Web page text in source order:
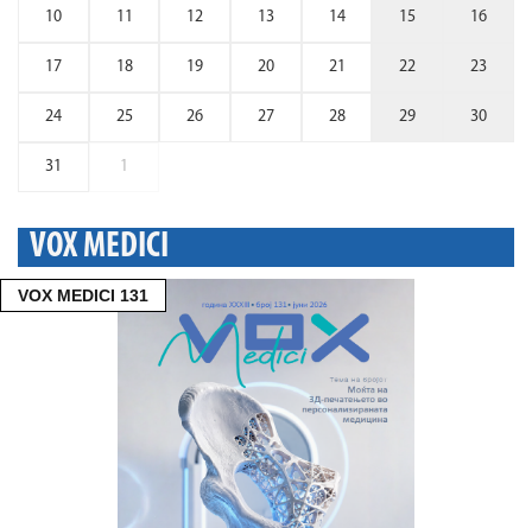
10 11 12 13 14 15 16
17 18 19 20 21 22 23
24 25 26 27 28 29 30
31 1
VOX MEDICI
VOX MEDICI 131